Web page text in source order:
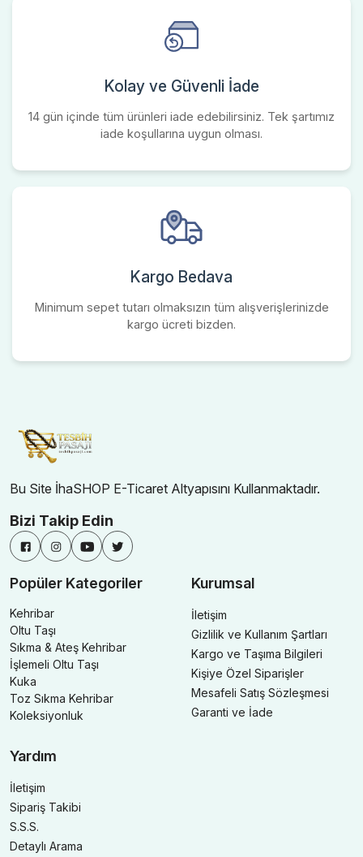
Kolay ve Güvenli İade
14 gün içinde tüm ürünleri iade edebilirsiniz. Tek şartımız
iade koşullarına uygun olması.
Kargo Bedava
Minimum sepet tutarı olmaksızın tüm alışverişlerinizde
kargo ücreti bizden.
Bu Site İhaSHOP E-Ticaret Altyapısını Kullanmaktadır.
Bizi Takip Edin
Popüler Kategoriler
Kehribar
Oltu Taşı
Sıkma & Ateş Kehribar
İşlemeli Oltu Taşı
Kuka
Toz Sıkma Kehribar
Koleksiyonluk
Kurumsal
İletişim
Gizlilik ve Kullanım Şartları
Kargo ve Taşıma Bilgileri
Kişiye Özel Siparişler
Mesafeli Satış Sözleşmesi
Garanti ve İade
Yardım
İletişim
Sipariş Takibi
S.S.S.
Detaylı Arama